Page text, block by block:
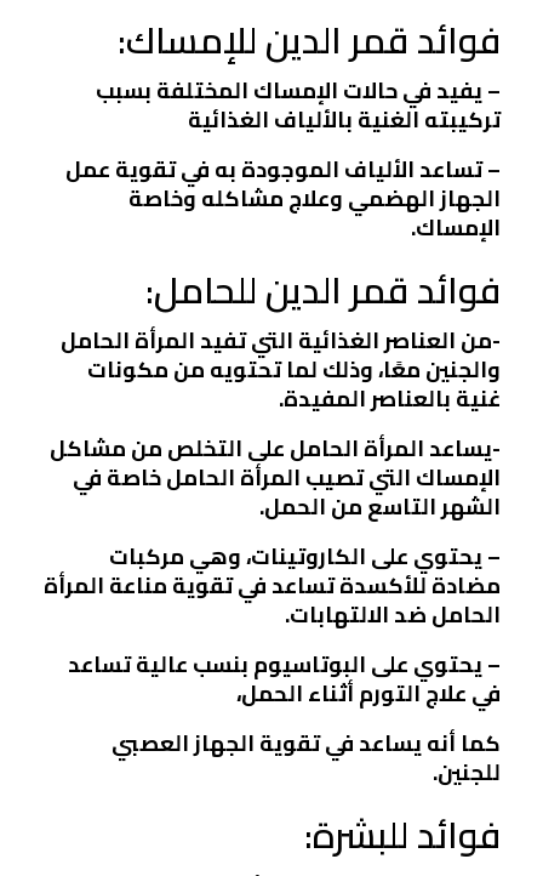
فوائد قمر الدين للإمساك:
– يفيد في حالات الإمساك المختلفة بسبب
تركيبته الغنية بالألياف الغذائية
– تساعد الألياف الموجودة به في تقوية عمل
الجهاز الهضمي وعلاج مشاكله وخاصة
الإمساك.
فوائد قمر الدين للحامل:
-من العناصر الغذائية التي تفيد المرأة الحامل
والجنين معًا، وذلك لما تحتويه من مكونات
غنية بالعناصر المفيدة.
-يساعد المرأة الحامل على التخلص من مشاكل
الإمساك التي تصيب المرأة الحامل خاصة في
الشهر التاسع من الحمل.
– يحتوي على الكاروتينات، وهي مركبات
مضادة للأكسدة تساعد في تقوية مناعة المرأة
الحامل ضد الالتهابات.
– يحتوي على البوتاسيوم بنسب عالية تساعد
في علاج التورم أثناء الحمل،
كما أنه يساعد في تقوية الجهاز العصبي
للجنين.
فوائد للبشرة: